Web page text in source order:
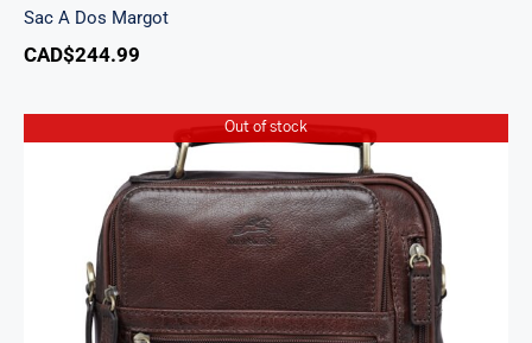
Sac A Dos Margot
CAD$244.99
Out of stock